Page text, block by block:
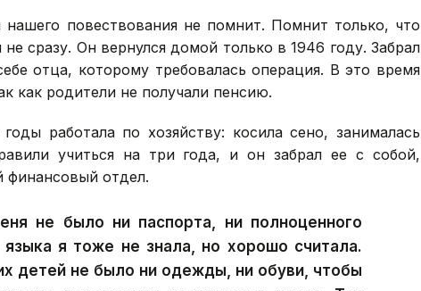
нашего повествования не помнит. Помнит только, что
сразу. Он вернулся домой только в 1946 году. Забрал
отца, которому требовалась операция. В это время
как родители не получали пенсию.
работала по хозяйству: косила сено, занималась
учиться на три года, и он забрал ее с собой,
финансовый отдел.
не было ни паспорта, ни полноценного
языка я тоже не знала, но хорошо считала.
детей не было ни одежды, ни обуви, чтобы